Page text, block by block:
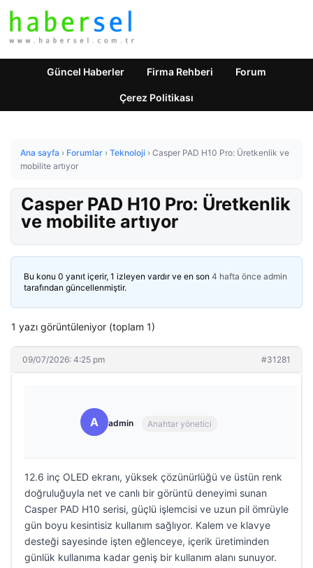
Güncel Haberler Firma Rehberi Forum
Çerez Politikası
Ana sayfa › Forumlar › Teknoloji › Casper PAD H10 Pro: Üretkenlik ve
mobilite artıyor
Casper PAD H10 Pro: Üretkenlik
ve mobilite artıyor
Bu konu 0 yanıt içerir, 1 izleyen vardır ve en son 4 hafta önce admin
tarafından güncellenmiştir.
1 yazı görüntüleniyor (toplam 1)
09/07/2026: 4:25 pm #31281
A admin Anahtar yönetici
12.6 inç OLED ekranı, yüksek çözünürlüğü ve üstün renk
doğruluğuyla net ve canlı bir görüntü deneyimi sunan
Casper PAD H10 serisi, güçlü işlemcisi ve uzun pil ömrüyle
gün boyu kesintisiz kullanım sağlıyor. Kalem ve klavye
desteği sayesinde işten eğlenceye, içerik üretiminden
günlük kullanıma kadar geniş bir kullanım alanı sunuyor.